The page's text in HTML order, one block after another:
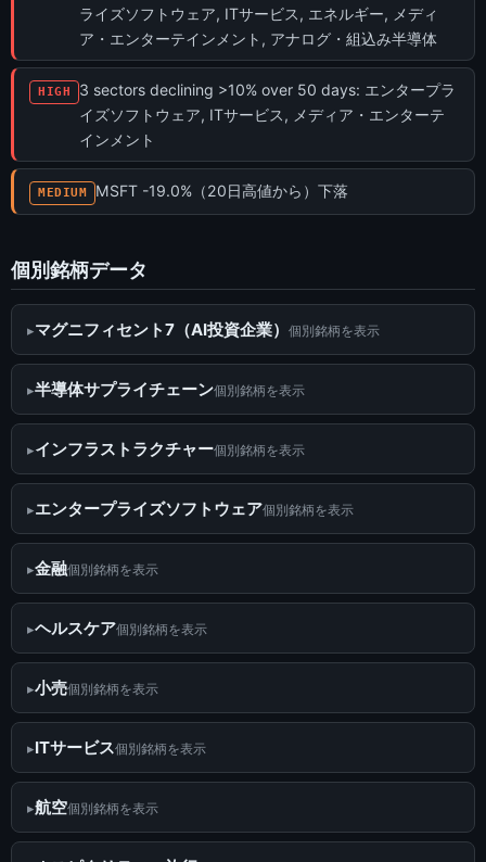
ライズソフトウェア, ITサービス, エネルギー, メディ
ア・エンターテインメント, アナログ・組込み半導体
HIGH
3 sectors declining >10% over 50 days: エンタープラ
イズソフトウェア, ITサービス, メディア・エンターテ
インメント
MEDIUM MSFT -19.0%（20日高値から）下落
個別銘柄データ
マグニフィセント7（AI投資企業） 個別銘柄を表示
半導体サプライチェーン個別銘柄を表示
インフラストラクチャー個別銘柄を表示
エンタープライズソフトウェア個別銘柄を表示
金融個別銘柄を表示
ヘルスケア個別銘柄を表示
小売個別銘柄を表示
ITサービス個別銘柄を表示
航空個別銘柄を表示